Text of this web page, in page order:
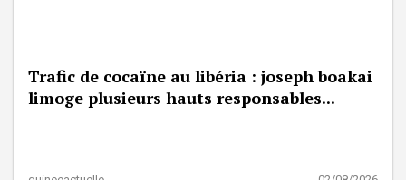
Trafic de cocaïne au libéria : joseph boakai
limoge plusieurs hauts responsables...